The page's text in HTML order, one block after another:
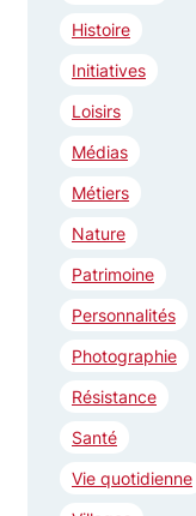
Histoire
Initiatives
Loisirs
Médias
Métiers
Nature
Patrimoine
Personnalités
Photographie
Résistance
Santé
Vie quotidienne